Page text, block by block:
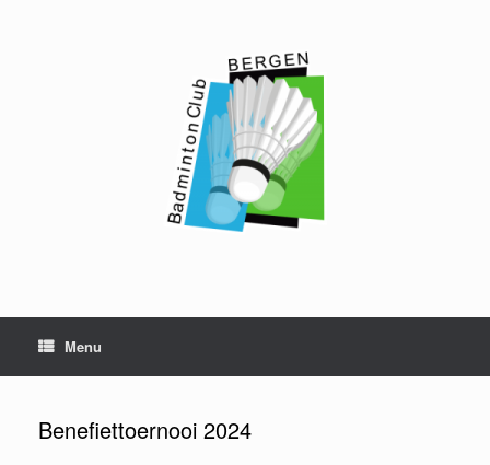
Menu
Benefiettoernooi 2024